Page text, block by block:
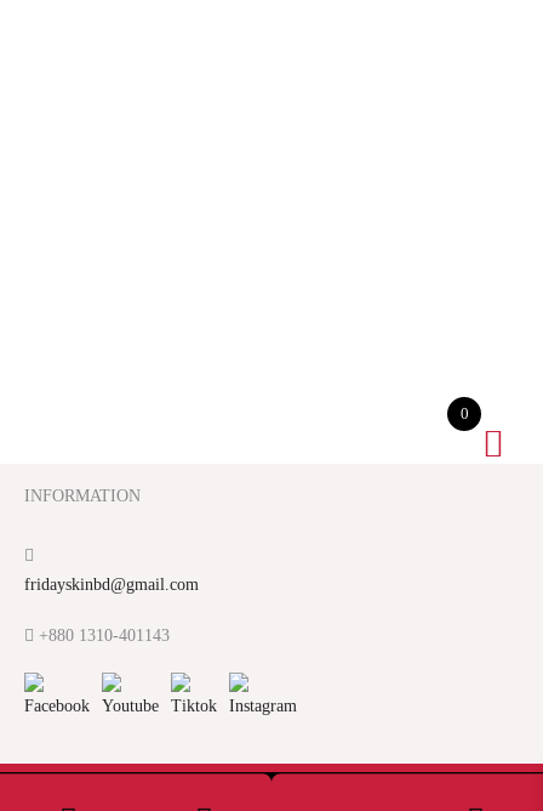
INFORMATION
fridayskinbd@gmail.com
+880 1310-401143
0